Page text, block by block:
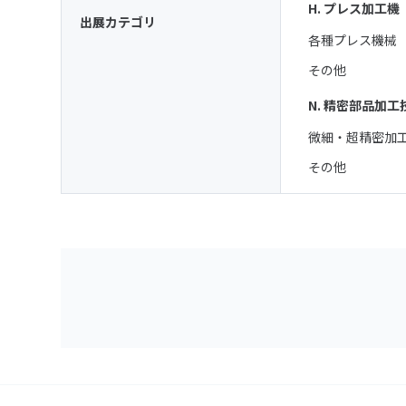
出展カテゴリ
H. プレス加工機
各種プレス機械
その他
N. 精密部品加工
微細・超精密加
その他